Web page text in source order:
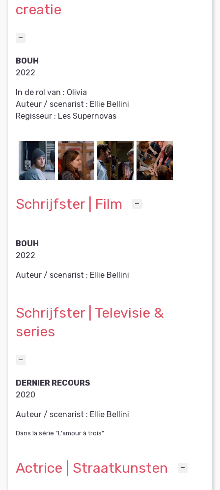
creatie
BOUH
2022
In de rol van : Olivia
Auteur / scenarist : Ellie Bellini
Regisseur : Les Supernovas
Schrijfster | Film
BOUH
2022
Auteur / scenarist : Ellie Bellini
Schrijfster | Televisie &
series
DERNIER RECOURS
2020
Auteur / scenarist : Ellie Bellini
Dans la série "L'amour à trois"
Actrice | Straatkunsten